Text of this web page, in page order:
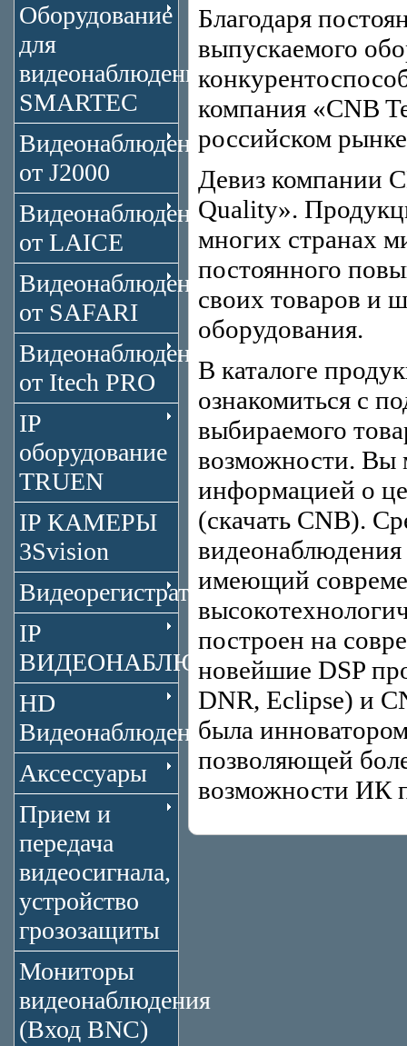
Оборудование
для
видеонаблюдения
SMARTEC
Видеонаблюдение
от J2000
Видеонаблюдение
от LAICE
Видеонаблюдение
от SAFARI
Видеонаблюдение
от Itech PRO
IP
оборудование
TRUEN
IP КАМЕРЫ
3Svision
Видеорегистраторы
IP
ВИДЕОНАБЛЮДЕНИЕ
HD
Видеонаблюдение
Аксессуары
Прием и
передача
видеосигнала,
устройство
грозозащиты
Мониторы
видеонаблюдения
(Вход BNC)
Благодаря
выпускаемого
компания «CNB
российском
Девиз компании
Quality».
многих странах
постоянного
своих товаров и
оборудования.
В каталоге
ознакомиться с
выбираемого
возможности. Вы
информацией о
(скачать CNB).
имеющий
построен на
новейшие DSP
DNR, Eclipse) и
была
позволяющей
возможности ИК